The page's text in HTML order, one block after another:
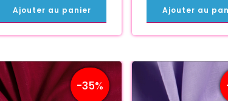
Ajouter au panier Ajouter au
-35%